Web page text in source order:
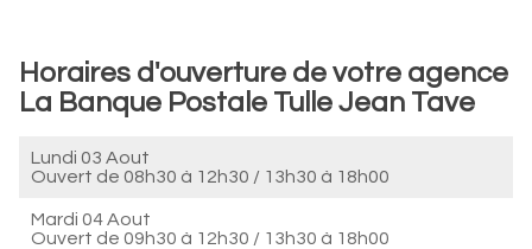
Horaires d'ouverture de votre agence
La Banque Postale Tulle Jean Tave
Lundi 03 Aout
Ouvert de 08h30 à 12h30 / 13h30 à 18h00
Mardi 04 Aout
Ouvert de 09h30 à 12h30 / 13h30 à 18h00